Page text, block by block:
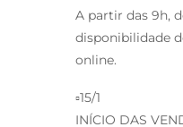
A partir das 9h,
disponibilidade
online.
▫️15/1
INÍCIO DAS